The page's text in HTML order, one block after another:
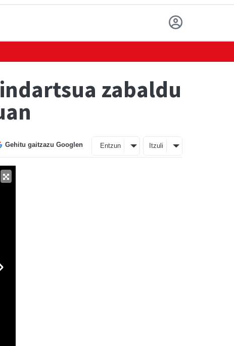
zabaldu
Gehitu gaitzazu Googlen Entzun Itzuli